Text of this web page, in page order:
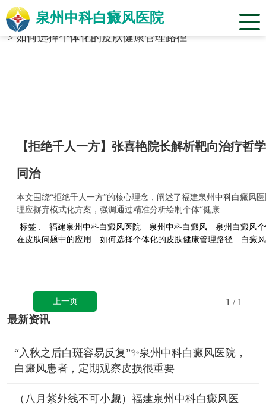
泉州中科白癜风医院
当前位置：福建省泉州市中科白癜风医院
标签合辑
>如何选择个体化的皮肤健康管理路径
【拒绝千人一方】张喜艳院长解析靶向治疗哲
同治
本文围绕“拒绝千人一方”的核心理念，阐述了福建泉州中科白癜风
理应摒弃模式化方案，强调通过精准分析绘制个体“健康...
标签 :
福建泉州中科白癜风医院 泉州中科白癜风
泉州白癜风
在皮肤问题中的应用
如何选择个体化的皮肤健康管理路径 白癜
上一页 1 / 1
最新资讯
“入秋之后白斑容易反复”✨泉州中科白癜风医院，
白癜风患者，定期观察皮损很重要
（八月紫外线不可小觑）福建泉州中科白癜风医